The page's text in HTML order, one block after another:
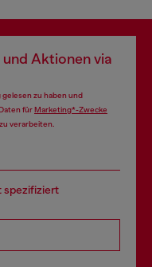
Aktionen via
gelesen zu haben und
für Marketing*-Zwecke
zu verarbeiten.
spezifiziert